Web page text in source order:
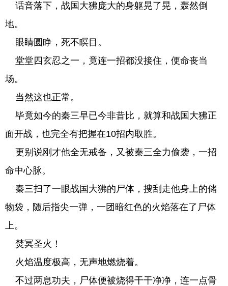
话音落下，战国大狒庞大的身躯晃了晃，轰然倒
地。
眼睛圆睁，死不瞑目。
堂堂四玄忍之一，竟连一招都没接住，便命丧当
场。
当然这也正常。
毕竟如今的秦三早已今非昔比，就算和战国大狒正
面开战，也完全有把握在10招内取胜。
更别说刚才他全无戒备，又被秦三全力偷袭，一招
命中心脉。
秦三扫了一眼战国大狒的尸体，搜刮走他身上的储
物袋，随后指尖一弹，一团暗红色的火焰落在了尸体
上。
焚冥圣火！
火焰温度极高，无声地燃烧着。
不过两息功夫，尸体便被烧得干干净净，连一点骨